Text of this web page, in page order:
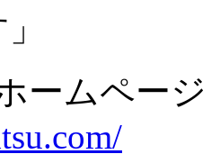
ームページ